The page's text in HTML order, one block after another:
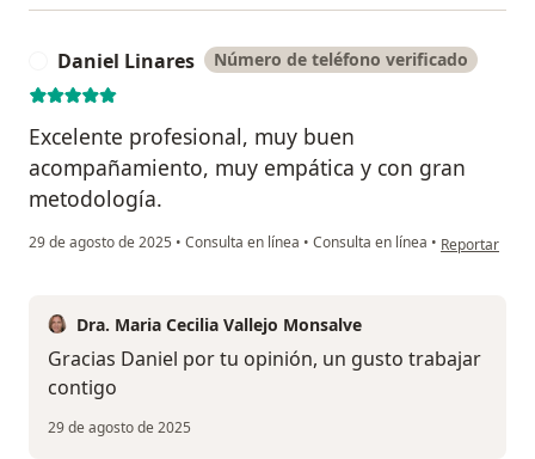
Daniel Linares Número de teléfono verificado
Excelente profesional, muy buen
acompañamiento, muy empática y con gran
metodología.
29 de agosto de 2025 • Consulta en línea • Consulta en línea • en opinión
Reportar
Dra. Maria Cecilia Vallejo Monsalve
Gracias Daniel por tu opinión, un gusto trabajar
contigo
29 de agosto de 2025